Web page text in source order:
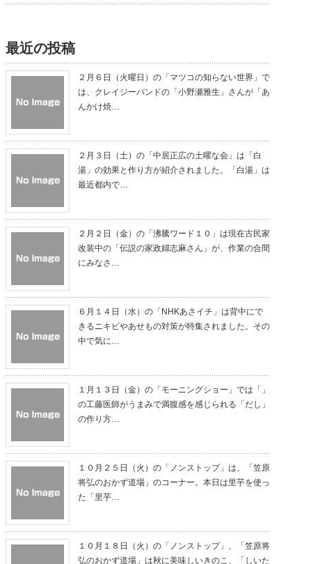
最近の投稿
２月６日（火曜日）の「マツコの知らない世界」で
は、クレイジーバンドの「小野瀬雅生」さんが「あ
んかけ焼…
２月３日（土）の「中居正広の土曜な会」は「白
湯」の効果と作り方が紹介されました。「白湯」は
最近都内で…
２月２日（金）の「沸騰ワード１０」は現在古民家
改装中の「伝説の家政婦志麻さん」が、作業の合間
にみなさ…
６月１４日（水）の「NHKあさイチ」は背中にで
きるニキビやあせもの対策が特集されました。その
中で気に…
１月１３日（金）の「モーニングショー」では「」
の工藤医師がうまみで満腹感を感じられる「だし」
の作り方…
１０月２５日（火）の「ノンストップ」は、「笠原
将弘のおかず道場」のコーナー。本日は里芋を使っ
た「里芋…
１０月１８日（火）の「ノンストップ」、「笠原将
弘のおかず道場」は秋に美味しいきのこ、「しいた